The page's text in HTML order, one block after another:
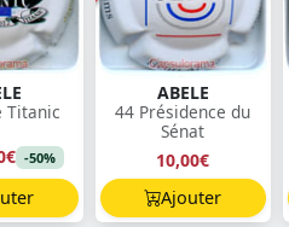
Titanic
-50%
ABELE
44 Présidence du
Sénat
10,00€
Ajouter